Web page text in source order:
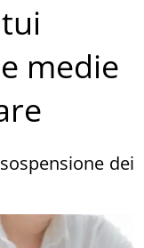
medie
dei